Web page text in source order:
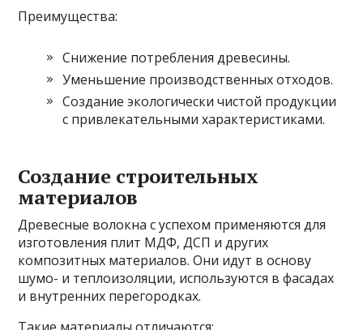
Преимущества:
Снижение потребления древесины.
Уменьшение производственных отходов.
Создание экологически чистой продукции
с привлекательными характеристиками.
Создание строительных
материалов
Древесные волокна с успехом применяются для
изготовления плит МДФ, ДСП и других
композитных материалов. Они идут в основу
шумо- и теплоизоляции, используются в фасадах
и внутренних перегородках.